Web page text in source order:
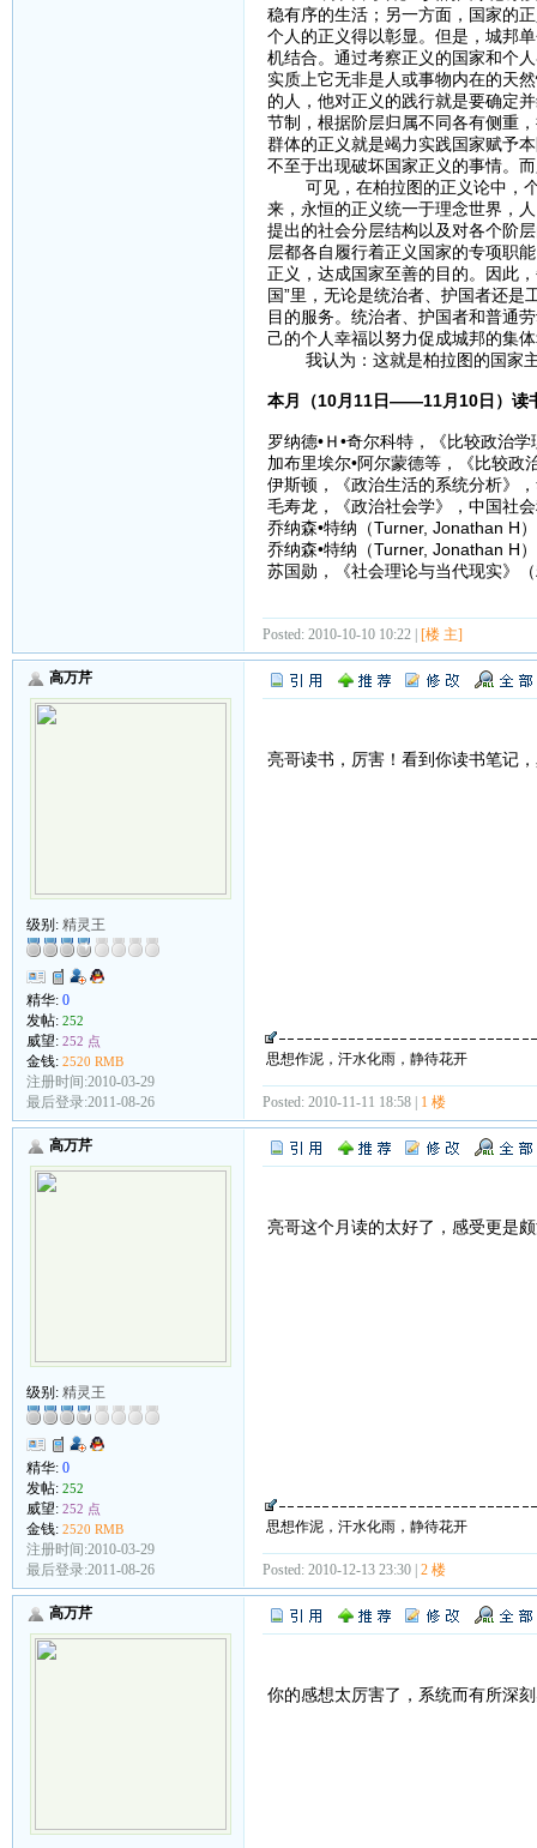
稳有序的生活；另一方面，国家的
个人的正义得以彰显。但是，城邦
机结合。通过考察正义的国家和个
实质上它无非是人或事物内在的天
的人，他对正义的践行就是要确定
节制，根据阶层归属不同各有侧重
群体的正义就是竭力实践国家赋予
不至于出现破坏国家正义的事情。
可见，在柏拉图的正义论中，个
来，永恒的正义统一于理念世界，
提出的社会分层结构以及对各个阶
层都各自履行着正义国家的专项职
正义，达成国家至善的目的。因此
国”里，无论是统治者、护国者还
目的服务。统治者、护国者和普通
己的个人幸福以努力促成城邦的集
我认为：这就是柏拉图的国家
本月（10月11日——11月10日）读
罗纳德•Ｈ•奇尔科特，《比较政治
加布里埃尔•阿尔蒙德等，《比较
伊斯顿，《政治生活的系统分析》
毛寿龙，《政治社会学》，中国社
乔纳森•特纳（Turner, Jonathan H
乔纳森•特纳（Turner, Jonathan H
苏国勋，《社会理论与当代现实》
Posted: 2010-10-10 10:22 | [楼 主]
高万芹
级别: 精灵王
精华: 0
发帖: 252
威望: 252 点
金钱: 2520 RMB
注册时间:2010-03-29
最后登录:2011-08-26
亮哥读书，厉害！看到你读书笔记
思想作泥，汗水化雨，静待花开
Posted: 2010-11-11 18:58 | 1 楼
高万芹
级别: 精灵王
精华: 0
发帖: 252
威望: 252 点
金钱: 2520 RMB
注册时间:2010-03-29
最后登录:2011-08-26
亮哥这个月读的太好了，感受更是
思想作泥，汗水化雨，静待花开
Posted: 2010-12-13 23:30 | 2 楼
高万芹
你的感想太厉害了，系统而有所深